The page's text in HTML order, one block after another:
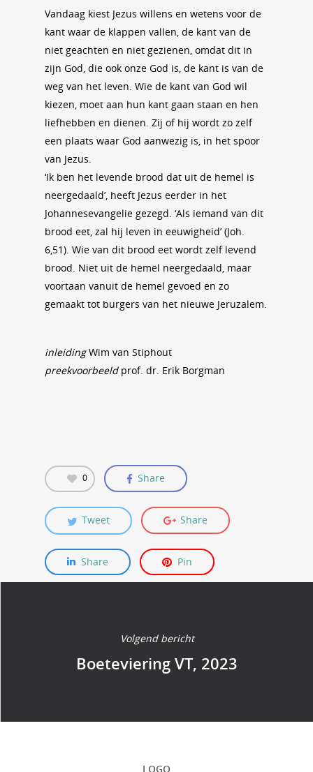
Vandaag kiest Jezus willens en wetens voor de
kant waar de klappen vallen, de kant van de
niet geachten en niet gezienen, omdat dit in
zijn God, die ook onze God is, de kant is van de
weg van het leven. Wie de kant van God wil
kiezen, moet aan hun kant gaan staan en hen
liefhebben en dienen. Zij of hij wordt zo zelf
een plaats waar God aanwezig is, in het spoor
van Jezus.
‘Ik ben het levende brood dat uit de hemel is
neergedaald’, heeft Jezus eerder in het
Johannesevangelie gezegd. ‘Als iemand van dit
brood eet, zal hij leven in eeuwigheid’ (Joh.
6,51). Wie van dit brood eet wordt zelf levend
brood. Niet uit de hemel neergedaald, maar
voortaan vanuit de hemel gevoed en zo
gemaakt tot burgers van het nieuwe Jeruzalem.
inleidingWim van Stiphout
preekvoorbeeldprof. dr. Erik Borgman
0 Share
Tweet Share
Share Pin
Volgend bericht
Boeteviering VT, 2023
LOGO